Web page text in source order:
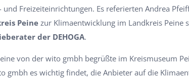
und Freizeiteinrichtungen. Es referierten Andrea
Peine zur Klimaentwicklung im Landkreis Peine
der DEHOGA.
von der wito gmbh begrüßte im Kreismuseum
gmbh es wichtig findet, die Anbieter auf die